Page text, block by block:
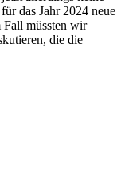
das Jahr 2024 neue
Fall müssten wir
die die